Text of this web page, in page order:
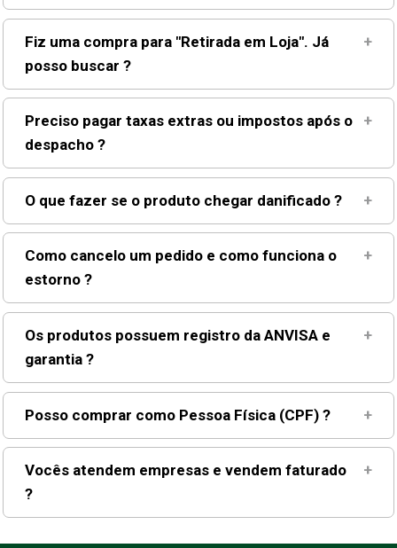
Fiz uma compra para "Retirada em Loja". Já
posso buscar ?
+
Preciso pagar taxas extras ou impostos após o
despacho ?
+
O que fazer se o produto chegar danificado ? +
Como cancelo um pedido e como funciona o
estorno ?
+
Os produtos possuem registro da ANVISA e
garantia ?
+
Posso comprar como Pessoa Física (CPF) ? +
Vocês atendem empresas e vendem faturado
?
+